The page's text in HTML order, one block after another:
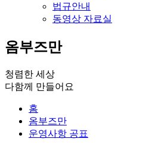
법규안내
동영상 자료실
옴부즈만
청렴한 세상
다함께 만들어요
홈
옴부즈만
운영사항 공표